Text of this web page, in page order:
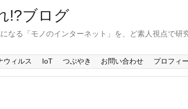
!?ブログ
なる「モノのインターネット」を、ど素人視点で
ウィルス IoT つぶやき お問い合わせ プロフィ